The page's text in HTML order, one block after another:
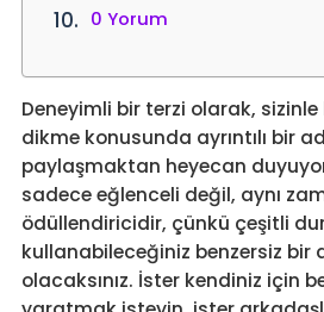
0 Yorum
Deneyimli bir terzi olarak, sizinle
dikme konusunda ayrıntılı bir
paylaşmaktan heyecan
sadece eğlenceli değil, aynı
ödüllendiricidir, çünkü çeşitli
kullanabileceğiniz benzersiz bir
olacaksınız. İster kendiniz için